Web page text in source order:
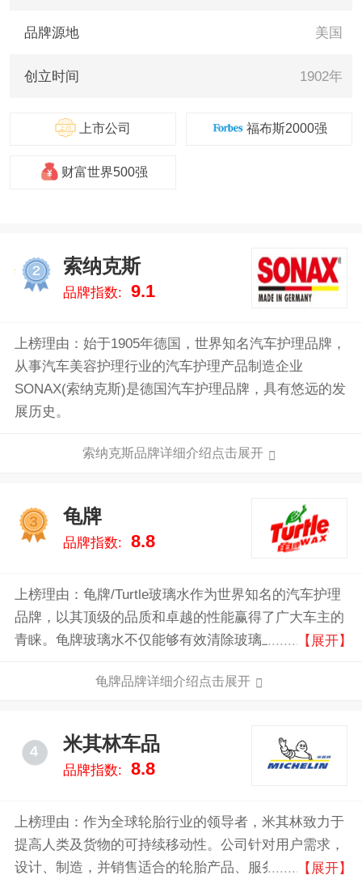
品牌源地 美国
创立时间 1902年
上市公司 福布斯2000强
财富世界500强
2
索纳克斯
品牌指数: 9.1
上榜理由：始于1905年德国，世界知名汽车护理品牌，
从事汽车美容护理行业的汽车护理产品制造企业
SONAX(索纳克斯)是德国汽车护理品牌，具有悠远的发
展历史。
索纳克斯品牌详细介绍点击展开
龟牌
品牌指数: 8.8
上榜理由：龟牌/Turtle玻璃水作为世界知名的汽车护理
品牌，以其顶级的品质和卓越的性能赢得了广大车主的
青睐。龟牌玻璃水不仅能够有效清除玻璃上的污垢、油
视野清晰。其独特的配方不仅环保无害，还能延长雨刮
【展开】
龟牌品牌详细介绍点击展开
4 米其林车品
品牌指数: 8.8
上榜理由：作为全球轮胎行业的领导者，米其林致力于
提高人类及货物的可持续移动性。公司针对用户需求，
设计、制造，并销售适合的轮胎产品、服务及解决方
【展开】